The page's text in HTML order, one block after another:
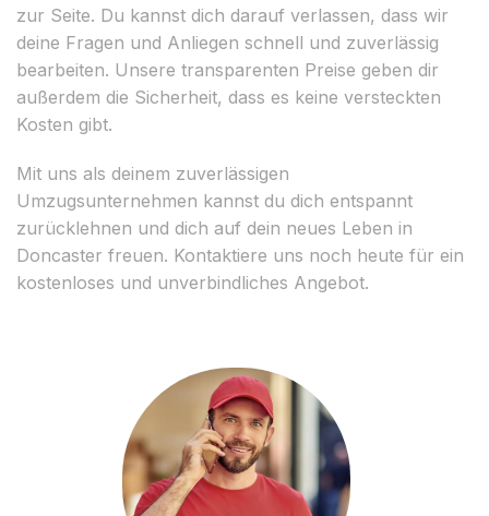
zur Seite. Du kannst dich darauf verlassen, dass wir
deine Fragen und Anliegen schnell und zuverlässig
bearbeiten. Unsere transparenten Preise geben dir
außerdem die Sicherheit, dass es keine versteckten
Kosten gibt.
Mit uns als deinem zuverlässigen
Umzugsunternehmen kannst du dich entspannt
zurücklehnen und dich auf dein neues Leben in
Doncaster freuen. Kontaktiere uns noch heute für ein
kostenloses und unverbindliches Angebot.